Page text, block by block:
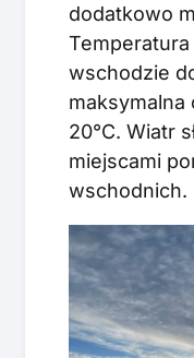
dodatkowo
Temperatura
wschodzie
maksymalna
20°C. Wiatr
miejscami
wschodnich.